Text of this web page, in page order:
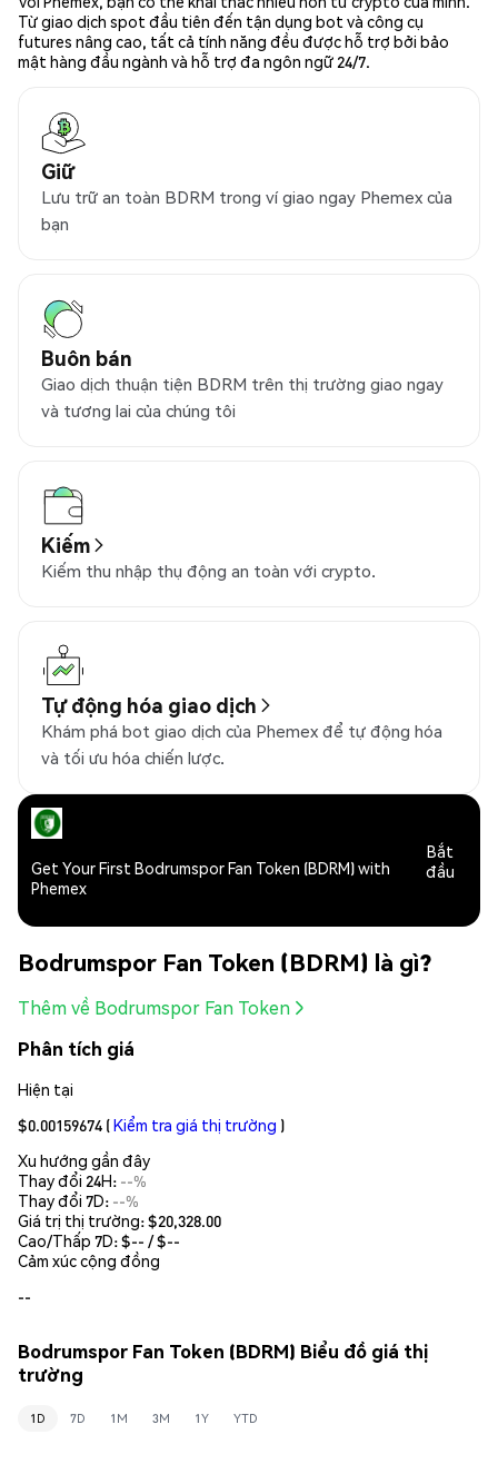
Từ giao dịch spot đầu tiên đến tận dụng bot và công cụ
futures nâng cao, tất cả tính năng đều được hỗ trợ bởi bảo
mật hàng đầu ngành và hỗ trợ đa ngôn ngữ 24/7.
Giữ
Lưu trữ an toàn BDRM trong ví giao ngay Phemex của
bạn
Buôn bán
Giao dịch thuận tiện BDRM trên thị trường giao ngay
và tương lai của chúng tôi
Kiếm
Kiếm thu nhập thụ động an toàn với crypto.
Tự động hóa giao dịch
Khám phá bot giao dịch của Phemex để tự động hóa
và tối ưu hóa chiến lược.
Get Your First Bodrumspor Fan Token (BDRM) with
Phemex
Bắt
đầu
Bodrumspor Fan Token (BDRM) là gì?
Thêm về Bodrumspor Fan Token
Phân tích giá
Hiện tại
$0.00159674 (Kiểm tra giá thị trường )
Xu hướng gần đây
Thay đổi 24H: --%
Thay đổi 7D: --%
Giá trị thị trường:$20,328.00
Cao/Thấp 7D: $-- / $--
Cảm xúc cộng đồng
--
Bodrumspor Fan Token (BDRM) Biểu đồ giá thị
trường
1D 7D 1M 3M 1Y YTD